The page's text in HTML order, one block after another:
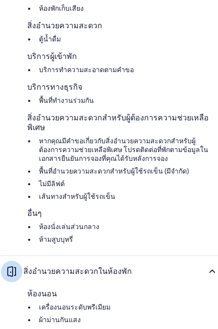
ห้องพักเก็บเสียง
สิ่งอำนวยความสะดวก
ตู้น้ำดื่ม
บริการผู้เข้าพัก
บริการทำความสะอาดตามคำขอ
บริการทางธุรกิจ
พื้นที่ทำงานร่วมกัน
สิ่งอำนวยความสะดวกสำหรับผู้ต้องการความช่วยเหลือ
พิเศษ
หากคุณมีคำขอเกี่ยวกับสิ่งอำนวยความสะดวกสำหรับผู้
ต้องการความช่วยเหลือพิเศษ โปรดติดต่อที่พักตามข้อมูลใน
เอกสารยืนยันการจองที่คุณได้รับหลังการจอง
พื้นที่อำนวยความสะดวกสำหรับผู้ใช้รถเข็น (มีจำกัด)
ไม่มีลิฟต์
เส้นทางสำหรับผู้ใช้รถเข็น
อื่นๆ
ห้องนั่งเล่นส่วนกลาง
ห้ามสูบบุหรี่
สิ่งอำนวยความสะดวกในห้องพัก
ห้องนอน
เครื่องนอนระดับพรีเมียม
ผ้าม่านกันแสง